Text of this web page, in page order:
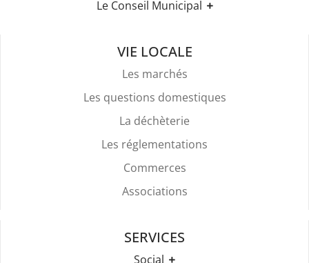
Les élections
Stationnement
Recensement militaire
Mariage & Pacs
Livret de Famille
Légalisation de signature
Services Funéraires
Le Conseil Municipal
VIE LOCALE
Les marchés
Les questions domestiques
La déchèterie
Les réglementations
Commerces
Associations
SERVICES
Social